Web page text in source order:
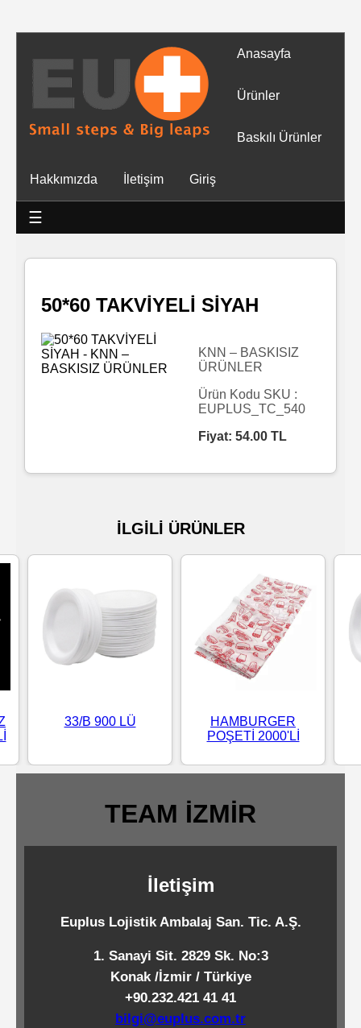
Anasayfa
Ürünler
Baskılı Ürünler
Hakkımızda İletişim Giriş
☰
Tüm
Ürünler
Mendiller
Baskılı
Islak
Rulo
Mendil
Mendiller
Bazlı
Mendiller
Islak
Pipetler
Temizlik
Temizlik
Kimyasalları
50*60 TAKVİYELİ SİYAH
KNN – BASKISIZ
ÜRÜNLER
Ürün Kodu SKU :
EUPLUS_TC_540
Fiyat: 54.00 TL
İLGİLİ ÜRÜNLER
33/B 900 LÜ
HAMBURGER
POŞETİ 2000'Lİ
TEAM İZMİR
İletişim
Euplus Lojistik Ambalaj San. Tic. A.Ş.
1. Sanayi Sit. 2829 Sk. No:3
Konak /İzmir / Türkiye
+90.232.421 41 41
bilgi@euplus.com.tr